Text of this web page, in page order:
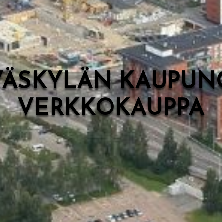
VERKKOKAUPPA